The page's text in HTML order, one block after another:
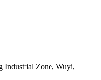
Industrial Zone, Wuyi,